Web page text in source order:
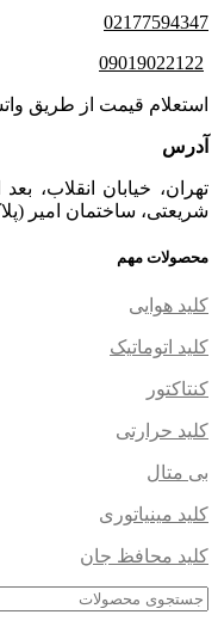
02177594347
09019022122
استعلام قیمت از طریق
آدرس
تهران، خیابان انقلاب،
شریعتی، ساختمان امیر (پلاک362)، طبقه 1،
محصولات مهم
کلید هوایی
کلید اتوماتیک
کنتاکتور
کلید حرارتی
بی متال
کلید مینیاتوری
کلید محافظ جان